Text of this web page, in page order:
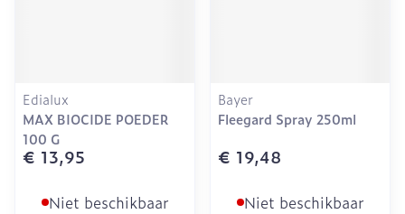
Edialux
MAX BIOCIDE POEDER
100 G
€ 13,95
Niet beschikbaar
Bayer
Fleegard Spray 250ml
€ 19,48
Niet beschikbaar